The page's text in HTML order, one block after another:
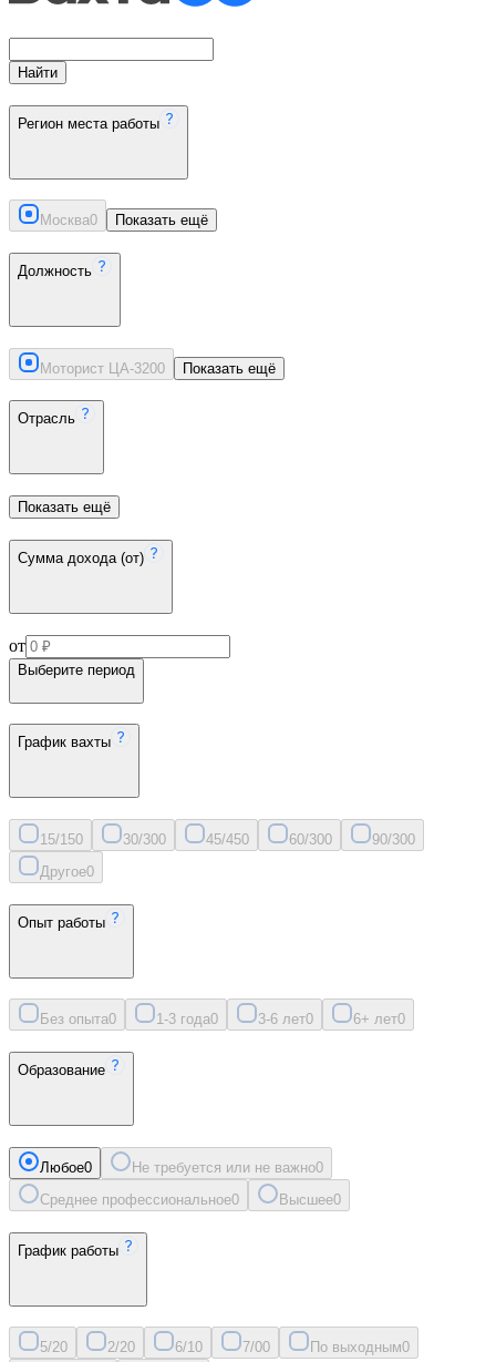
Найти
Регион места работы
Москва0 Показать ещё
Должность
Моторист ЦА-3200 Показать ещё
Отрасль
Показать ещё
Сумма дохода (от)
от
Выберите период
График вахты
15/150 30/300 45/450 60/300 90/300
Другое0
Опыт работы
Без опыта0 1-3 года0 3-6 лет0 6+ лет0
Образование
Любое0 Не требуется или не важно0
Среднее профессиональное0 Высшее0
График работы
5/20 2/20 6/10 7/00 По выходным0